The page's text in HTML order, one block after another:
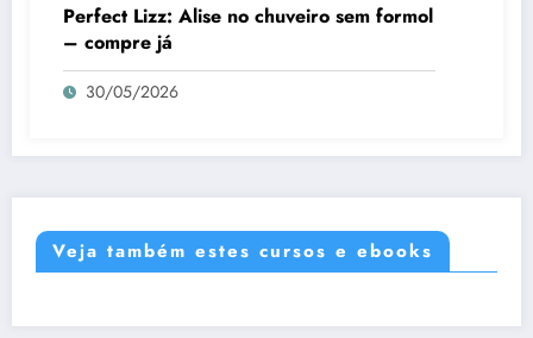
Perfect Lizz: Alise no chuveiro sem formol
– compre já
30/05/2026
Veja também estes cursos e ebooks